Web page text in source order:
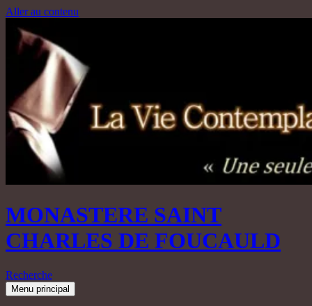
Aller au contenu
MONASTERE SAINT
CHARLES DE FOUCAULD
Recherche
Menu principal